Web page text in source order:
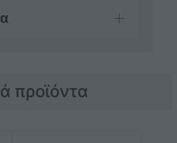
προϊόντα